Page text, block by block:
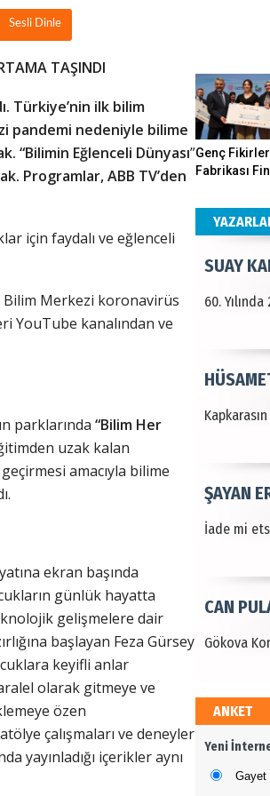
Sesli Dinle
TAŞINDI
Türkiye’nin ilk bilim
pandemi nedeniyle bilime
“Bilimin Eğlenceli Dünyası”
Programlar, ABB TV’den
için faydalı ve eğlenceli
Bilim Merkezi koronavirüs
YouTube kanalından ve
parklarında “Bilim Her
uzak kalan
amacıyla bilime
ekran başında
günlük hayatta
gelişmelere dair
başlayan Feza Gürsey
keyifli anlar
olarak gitmeye ve
özen
çalışmaları ve deneyler
yayınladığı içerikler aynı
Genç Fikirler
Fabrikası
Görünen
kazanır..
ALI
60.
SUAY
İade mi
ŞAYAN
Gökova
CAN
Değerli
Dr.ANKET
Yeni
Gayet